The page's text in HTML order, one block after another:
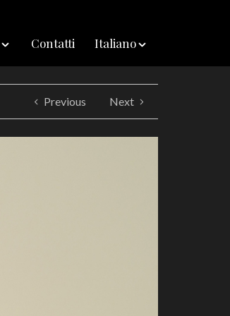
Contatti Italiano
Previous Next